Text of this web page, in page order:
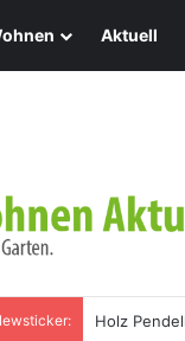
Aktuell
Holz